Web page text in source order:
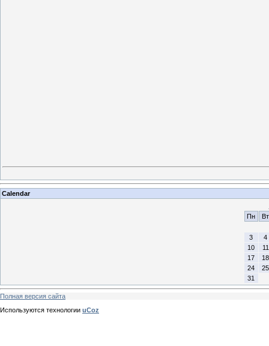
Calendar
Пн
Вт
3
4
10
11
17
18
24
25
31
Полная версия сайта
Используются технологии uCoz